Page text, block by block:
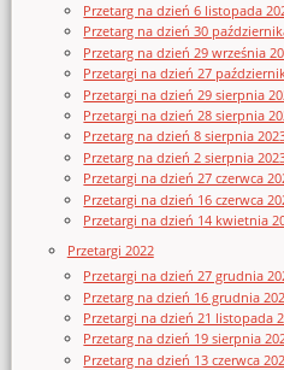
Przetarg na dzień 6 listopada
Przetarg na dzień 30
Przetarg na dzień 29 września
Przetargi na dzień 27
Przetargi na dzień 29 sierpnia
Przetargi na dzień 28 sierpnia
Przetarg na dzień 8 sierpnia
Przetarg na dzień 2 sierpnia
Przetargi na dzień 27 czerwca
Przetargi na dzień 16 czerwca
Przetargi na dzień 14 kwietnia
Przetargi 2022
Przetargi na dzień 27 grudnia
Przetarg na dzień 16 grudnia
Przetargi na dzień 21 listopada
Przetarg na dzień 19 sierpnia
Przetarg na dzień 13 czerwca